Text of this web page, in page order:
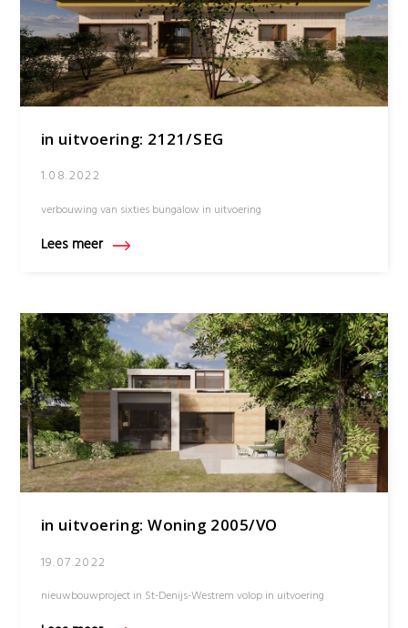
in uitvoering: 2121/SEG
1.08.2022
verbouwing van sixties bungalow in uitvoering
Lees meer
in uitvoering: Woning 2005/VO
19.07.2022
nieuwbouwproject in St-Denijs-Westrem volop in uitvoering